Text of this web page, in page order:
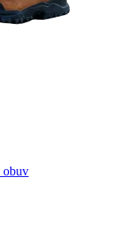
obuv